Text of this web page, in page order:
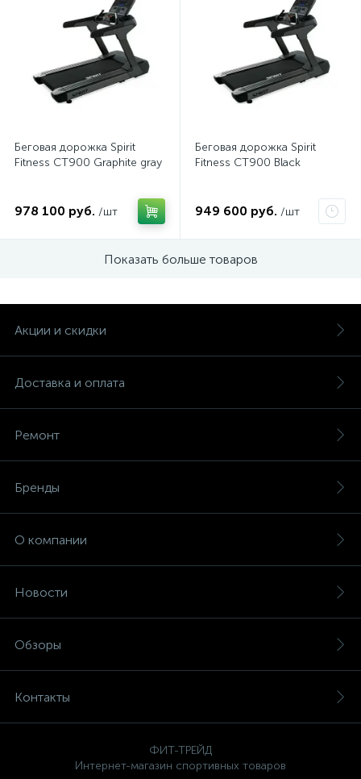
Беговая дорожка Spirit
Fitness CT900 Graphite gray
978 100 руб. /шт
Беговая дорожка Spirit
Fitness CT900 Black
949 600 руб. /шт
Показать больше товаров
Акции и скидки
Доставка и оплата
Ремонт
Бренды
О компании
Новости
Обзоры
Контакты
ФИТ-ТРЕЙД
Интернет-магазин спортивных товаров